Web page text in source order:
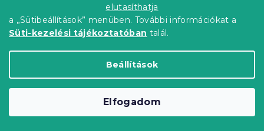
elutasíthatja
a „Sütibeállítások” menüben. További információkat a
Süti-kezelési tájékoztatóban talál.
Beállítások
Elfogadom